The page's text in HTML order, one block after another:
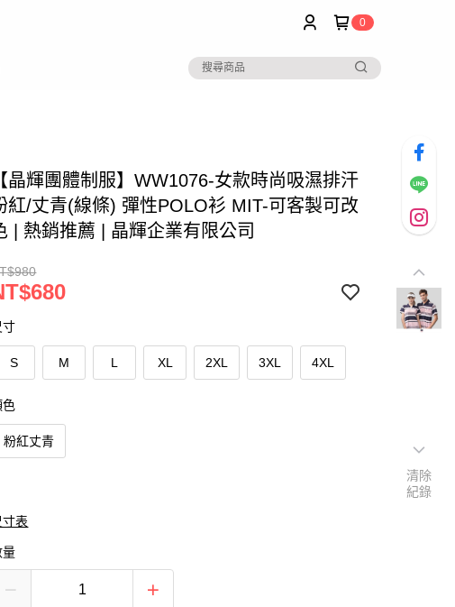
0
【晶輝團體制服】WW1076-女款時尚吸濕排汗
紅/丈青(線條) 彈性POLO衫 MIT-可客製可改
| 熱銷推薦 | 晶輝企業有限公司
寸
S M L XL 2XL 3XL 4XL
色
粉紅丈青
寸表
量
清除
紀錄